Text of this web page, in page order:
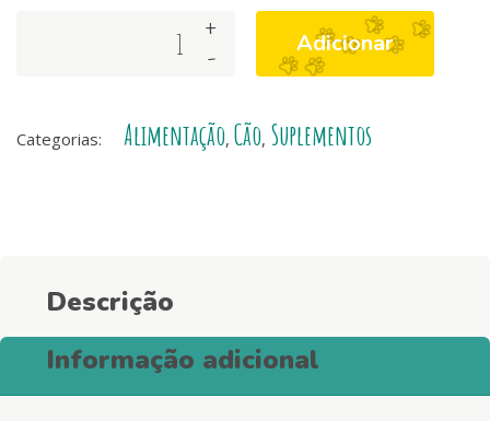
de
-
+ Adicionar
Categorias: Alimentação, Cão, Suplementos
Descrição
Informação adicional